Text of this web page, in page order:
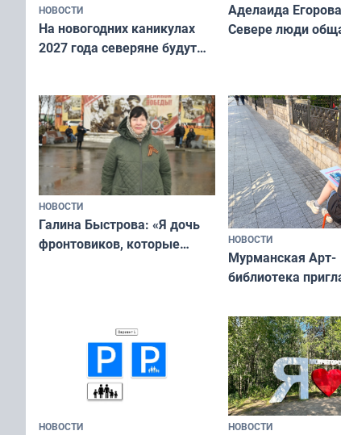
НОВОСТИ
На новогодних каникулах
2027 года северяне будут
Аделаида
Севере люди
НОВОСТИ
Галина Быстрова: «Я дочь
фронтовиков, которые
НОВОСТИ
Мурманская Арт-
библиотека
и фотографов
НОВОСТИ НОВОСТИ